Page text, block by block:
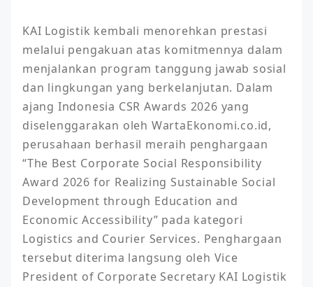
KAI Logistik kembali menorehkan prestasi
melalui pengakuan atas komitmennya dalam
menjalankan program tanggung jawab sosial
dan lingkungan yang berkelanjutan. Dalam
ajang Indonesia CSR Awards 2026 yang
diselenggarakan oleh WartaEkonomi.co.id,
perusahaan berhasil meraih penghargaan
“The Best Corporate Social Responsibility
Award 2026 for Realizing Sustainable Social
Development through Education and
Economic Accessibility” pada kategori
Logistics and Courier Services. Penghargaan
tersebut diterima langsung oleh Vice
President of Corporate Secretary KAI Logistik